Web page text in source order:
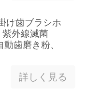
け歯ブラシホ
外線滅菌
歯磨き粉、
詳しく見る